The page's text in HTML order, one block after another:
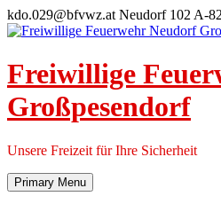
Skip
to
kdo.029@bfvwz.at Neudorf 102 A-
Freiwillige
Großpesendorf
Unsere Freizeit für Ihre Sicherheit
Primary Menu